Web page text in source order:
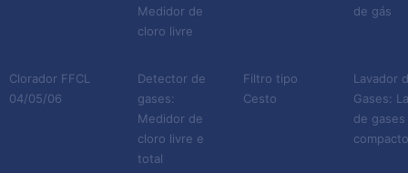
Clorador FFCL
04/05/06
Medidor de
cloro livre
Detector de
gases:
Medidor de
cloro livre e
total
Filtro tipo
Cesto
de gás
Lavador
Gases:
de gases
compacto